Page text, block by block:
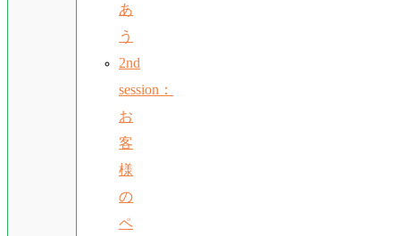
あ
う
2nd
session：
お
客
様
の
ペ